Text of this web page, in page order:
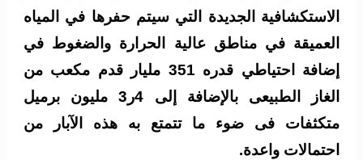
الاستكشافية الجديدة التي سيتم حفرها في المياه
العميقة في مناطق عالية الحرارة والضغوط في
إضافة احتياطي قدره 351 مليار قدم مكعب من
الغاز الطبيعى بالإضافة إلى 4ر3 مليون برميل
متكثفات فى ضوء ما تتمتع به هذه الآبار من
احتمالات واعدة.